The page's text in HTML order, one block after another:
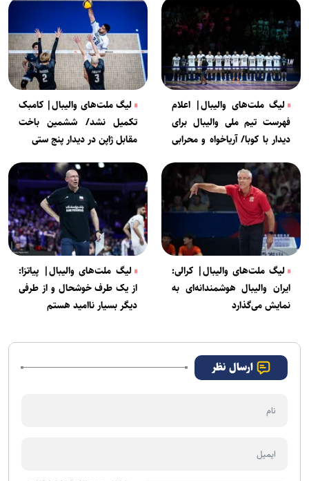
لیگ ملت‌های والیبال| اعلام
فهرست تیم ملی والیبال برای
دیدار با کوبا/ آریاخواه و محرابی
لیگ ملت‌های والیبال| کامبک
تکمیل نشد/ ششمین باخت
مقابل ژاپن در دیدار پنج ستی
لیگ ملت‌های والیبال| کرالی:
ایران والیبال هوشمندانه‌ای به
نمایش می‌گذارد
لیگ ملت‌های والیبال| پیاتزا:
از یک طرف خوشحال و از طرفی
دیگر بسیار ناامید هستم
ارسال نظر